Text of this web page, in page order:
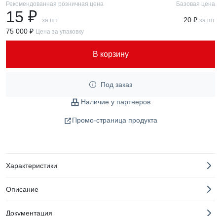
Рекомендованная розничная цена
15 ₽ за шт
Базовая цена
20 ₽ за шт
75 000 ₽ Цена за упаковку
В корзину
Под заказ
Наличие у партнеров
Промо-страница продукта
Характеристики
Описание
Документация